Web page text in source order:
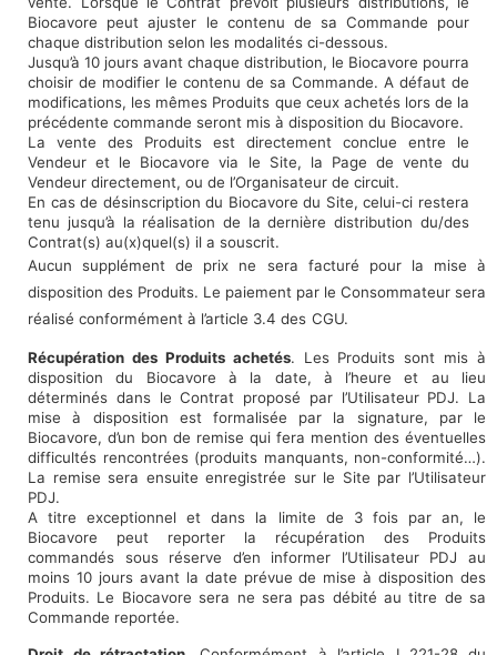
Biocavore peut ajuster le contenu de sa Commande pour
chaque distribution selon les modalités ci-dessous.
Jusqu’à 10 jours avant chaque distribution, le Biocavore pourra
choisir de modifier le contenu de sa Commande. A défaut de
modifications, les mêmes Produits que ceux achetés lors de la
précédente commande seront mis à disposition du Biocavore.
La vente des Produits est directement conclue entre le
Vendeur et le Biocavore via le Site, la Page de vente du
Vendeur directement, ou de l’Organisateur decircuit.
En cas de désinscription du Biocavore du Site, celui-ci restera
tenu jusqu’à la réalisation de la dernière distribution du/des
Contrat(s) au(x)quel(s) il a souscrit.
Aucun supplément de prix ne sera facturé pour la mise à
disposition des Produits. Le paiement par le Consommateur sera
réalisé conformément à l’article 3.4 des CGU.
Récupération des Produits achetés. Les Produits sont mis à
disposition du Biocavore à la date, à l’heure et au lieu
déterminés dans le Contrat proposé par l’Utilisateur PDJ. La
mise à disposition est formalisée par la signature, par le
Biocavore, d’un bon de remise qui fera mention des éventuelles
difficultés rencontrées (produits manquants, non-conformité…).
La remise sera ensuite enregistrée sur le Site par l’Utilisateur
PDJ.
A titre exceptionnel et dans la limite de 3 fois par an, le
Biocavore peut reporter la récupération des Produits
commandés sous réserve d’en informer l’Utilisateur PDJ au
moins 10 jours avant la date prévue de mise à disposition des
Produits. Le Biocavore sera ne sera pas débité au titre de sa
Commande reportée.